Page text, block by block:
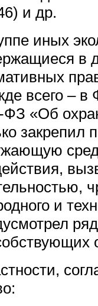
и др.
иных
в
всего – в
«Об
закрепил
и